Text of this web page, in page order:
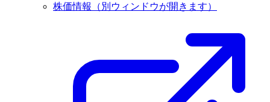
株価情報
（別ウィンドウが開きます）